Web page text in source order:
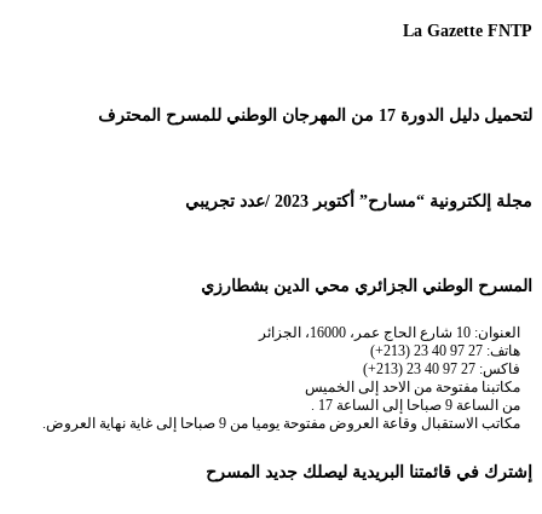
La Gazette FNTP
لتحميل دليل الدورة 17 من المهرجان الوطني للمسرح المحترف
مجلة إلكترونية “مسارح” أكتوبر 2023 /عدد تجريبي
المسرح الوطني الجزائري محي الدين بشطارزي
العنوان: 10 شارع الحاج عمر، 16000، الجزائر
هاتف: 27 97 40 23 (213+)
فاكس: 27 97 40 23 (213+)
مكاتبنا مفتوحة من الاحد إلى الخميس
من الساعة 9 صباحا إلى الساعة 17 .
مكاتب الاستقبال وقاعة العروض مفتوحة يوميا من 9 صباحا إلى غاية نهاية العروض.
إشترك في قائمتنا البريدية ليصلك جديد المسرح